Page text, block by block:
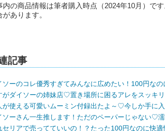
の商品情報は筆者購入時点（2024年10月）で
があります。
記事
ソーのコレ優秀すぎてみんなに広めたい！100円な
がダイソーの姉妹店♡置き場所に困るアレをスッキ
が使える可愛いムーミン付録出たよ～♡今しか手に
ソーさん一生推します！ただのペーパーじゃない♡
セリアで売ってていいの！？たった100円なのに快